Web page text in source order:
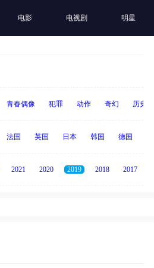
电影 电视剧 明星
青春偶像 犯罪 动作 奇幻 历史
法国 英国 日本 韩国 德国
2021 2020 2019 2018 2017